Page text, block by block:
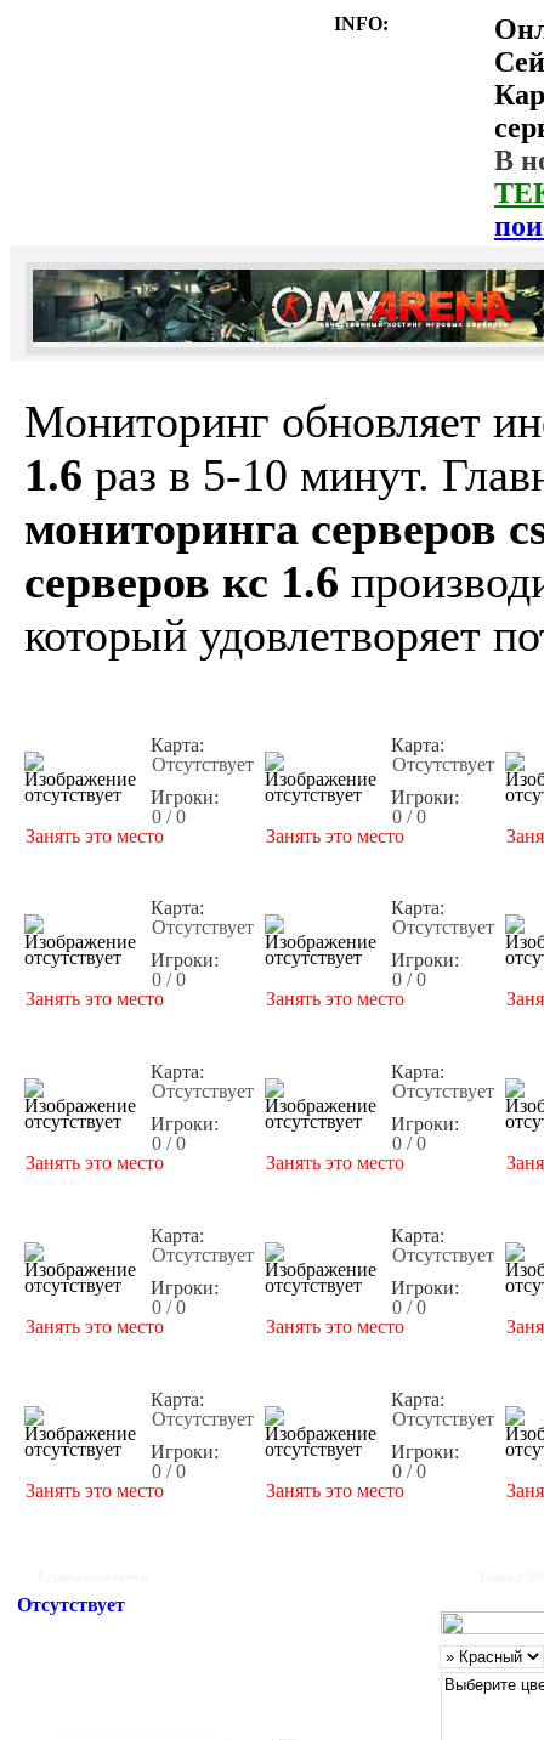
INFO:
В
Мониторинг обновляет
1.6 раз в 5-10 минут.
мониторинга серверов
серверов кс 1.6
который удовлетворяет
Карта:
Отсутствует
Игроки:
0 / 0
Занять это место
Карта:
Отсутствует
Игроки:
0 / 0
Занять это место
Карта:
Отсутствует
Игроки:
0 / 0
Занять это место
Карта:
Отсутствует
Игроки:
0 / 0
Занять это место
Карта:
Отсутствует
Игроки:
0 / 0
Занять это место
Карта:
Отсутствует
Игроки:
0 / 0
Занять это место
Карта:
Отсутствует
Игроки:
0 / 0
Занять это место
Карта:
Отсутствует
Игроки:
0 / 0
Занять это место
Карта:
Отсутствует
Игроки:
0 / 0
Занять это место
Карта:
Отсутствует
Игроки:
0 / 0
Занять это место
Отсутствует